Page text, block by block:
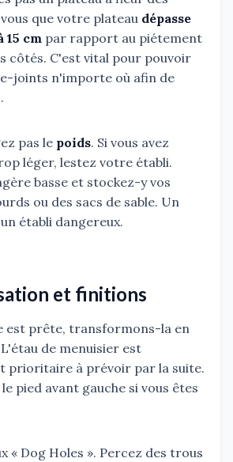
que votre plateau dépasse
15 cm par rapport au piétement
côtés. C'est vital pour pouvoir
joints n'importe où afin de
pas le poids. Si vous avez
léger, lestez votre établi.
basse et stockez-y vos
ou des sacs de sable. Un
établi dangereux.
et finitions
est prête, transformons-la en
de menuisier est
prioritaire à prévoir par la suite.
pied avant gauche si vous êtes
« Dog Holes ». Percez des trous